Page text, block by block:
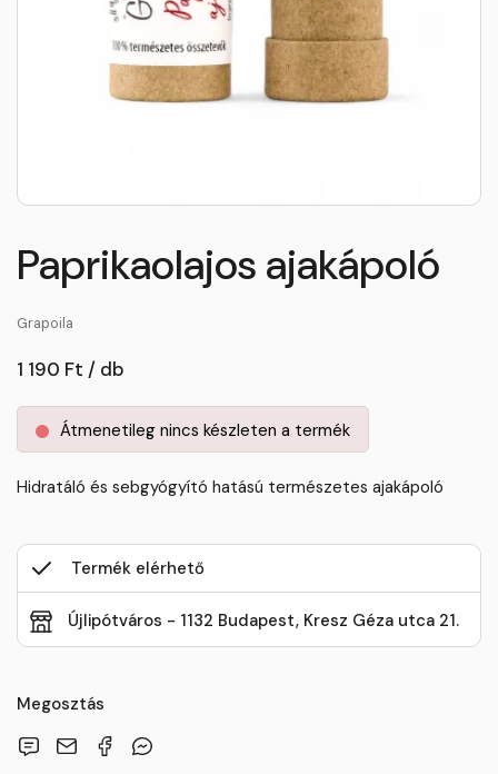
Paprikaolajos ajakápoló
Grapoila
1 190 Ft / db
Átmenetileg nincs készleten a termék
Hidratáló és sebgyógyító hatású természetes ajakápoló
Termék elérhető
Újlipótváros - 1132 Budapest, Kresz Géza utca 21.
Megosztás